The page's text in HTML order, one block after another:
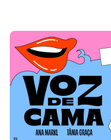
Política de Privacidade
Política de Cookies
Acompanhe a Leiria Agenda
CULTURA
DESPORTO